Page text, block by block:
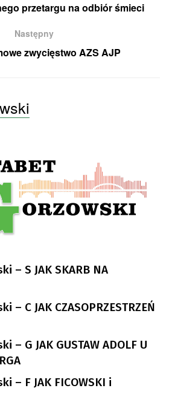
przetargu na odbiór śmieci
Następny
zwycięstwo AZS AJP
– S JAK SKARB NA
– C JAK CZASOPRZESTRZEŃ
– G JAK GUSTAW ADOLF U
– F JAK FICOWSKI i